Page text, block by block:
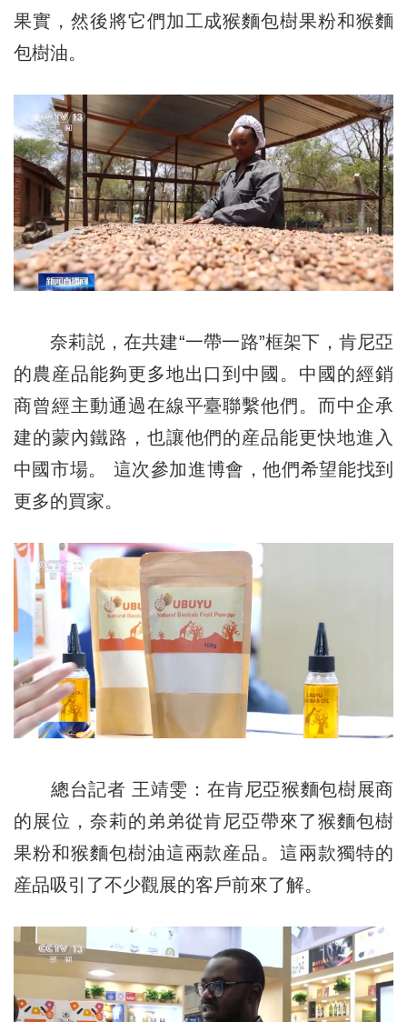
果實，然後將它們加工成猴麵包樹果粉和猴麵
包樹油。
奈莉説，在共建“一帶一路”框架下，肯尼亞
的農産品能夠更多地出口到中國。中國的經銷
商曾經主動通過在線平臺聯繫他們。而中企承
建的蒙內鐵路，也讓他們的産品能更快地進入
中國市場。 這次參加進博會，他們希望能找到
更多的買家。
總台記者 王靖雯：在肯尼亞猴麵包樹展商
的展位，奈莉的弟弟從肯尼亞帶來了猴麵包樹
果粉和猴麵包樹油這兩款産品。這兩款獨特的
産品吸引了不少觀展的客戶前來了解。